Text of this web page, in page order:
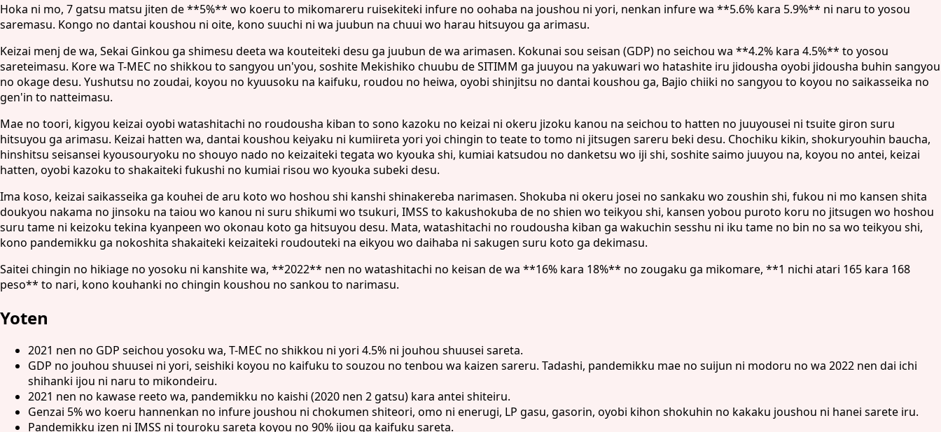
Hoka ni mo, 7 gatsu matsu jiten de **5%** wo koeru to mikomareru ruisekiteki infure no oohaba na joushou ni yori, nenkan infure wa **5.6% kara 5.9%** ni naru to yosou
saremasu. Kongo no dantai koushou ni oite, kono suuchi ni wa juubun na chuui wo harau hitsuyou ga arimasu.
Keizai menj de wa, Sekai Ginkou ga shimesu deeta wa kouteiteki desu ga juubun de wa arimasen. Kokunai sou seisan (GDP) no seichou wa **4.2% kara 4.5%** to yosou
sareteimasu. Kore wa T-MEC no shikkou to sangyou un'you, soshite Mekishiko chuubu de SITIMM ga juuyou na yakuwari wo hatashite iru jidousha oyobi jidousha buhin sangyou
no okage desu. Yushutsu no zoudai, koyou no kyuusoku na kaifuku, roudou no heiwa, oyobi shinjitsu no dantai koushou ga, Bajio chiiki no sangyou to koyou no saikasseika no
gen'in to natteimasu.
Mae no toori, kigyou keizai oyobi watashitachi no roudousha kiban to sono kazoku no keizai ni okeru jizoku kanou na seichou to hatten no juuyousei ni tsuite giron suru
hitsuyou ga arimasu. Keizai hatten wa, dantai koushou keiyaku ni kumiireta yori yoi chingin to teate to tomo ni jitsugen sareru beki desu. Chochiku kikin, shokuryouhin baucha,
hinshitsu seisansei kyousouryoku no shouyo nado no keizaiteki tegata wo kyouka shi, kumiai katsudou no danketsu wo iji shi, soshite saimo juuyou na, koyou no antei, keizai
hatten, oyobi kazoku to shakaiteki fukushi no kumiai risou wo kyouka subeki desu.
Ima koso, keizai saikasseika ga kouhei de aru koto wo hoshou shi kanshi shinakereba narimasen. Shokuba ni okeru josei no sankaku wo zoushin shi, fukou ni mo kansen shita
doukyou nakama no jinsoku na taiou wo kanou ni suru shikumi wo tsukuri, IMSS to kakushokuba de no shien wo teikyou shi, kansen yobou puroto koru no jitsugen wo hoshou
suru tame ni keizoku tekina kyanpeen wo okonau koto ga hitsuyou desu. Mata, watashitachi no roudousha kiban ga wakuchin sesshu ni iku tame no bin no sa wo teikyou shi,
kono pandemikku ga nokoshita shakaiteki keizaiteki roudouteki na eikyou wo daihaba ni sakugen suru koto ga dekimasu.
Saitei chingin no hikiage no yosoku ni kanshite wa, **2022** nen no watashitachi no keisan de wa **16% kara 18%** no zougaku ga mikomare, **1 nichi atari 165 kara 168
peso** to nari, kono kouhanki no chingin koushou no sankou to narimasu.
Yoten
2021 nen no GDP seichou yosoku wa, T-MEC no shikkou ni yori 4.5% ni jouhou shuusei sareta.
GDP no jouhou shuusei ni yori, seishiki koyou no kaifuku to souzou no tenbou wa kaizen sareru. Tadashi, pandemikku mae no suijun ni modoru no wa 2022 nen dai ichi
shihanki ijou ni naru to mikondeiru.
2021 nen no kawase reeto wa, pandemikku no kaishi (2020 nen 2 gatsu) kara antei shiteiru.
Genzai 5% wo koeru hannenkan no infure joushou ni chokumen shiteori, omo ni enerugi, LP gasu, gasorin, oyobi kihon shokuhin no kakaku joushou ni hanei sarete iru.
Pandemikku izen ni IMSS ni touroku sareta koyou no 90% ijou ga kaifuku sareta.